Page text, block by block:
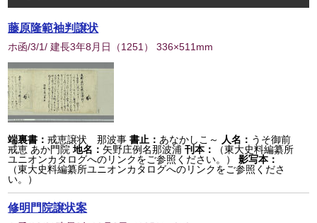
藤原隆範袖判譲状
ホ函/3/1/ 建長3年8月日 （1251 ） 336×511mm
端裏書：戒恵譲状 那波事 書止： あなかしこ～ 人名： うそ御前
戒恵 あか門院 地名： 矢野庄例名那波浦 刊本：
（東大史料編纂所
ユニオンカタログへのリンクをご参照ください。）
影写本：
（東大史料編纂所ユニオンカタログへのリンクをご参照くださ
い。）
修明門院譲状案